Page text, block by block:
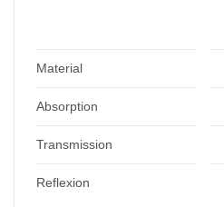
Material
Absorption
Transmission
Reflexion